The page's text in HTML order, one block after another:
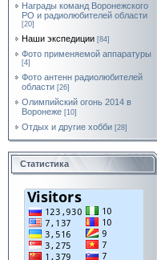
Награды команд Воронежского
РО и радиолюбителей области
[20]
Наши экспедиции [84]
Фото применяемой аппаратуры
[4]
Фото антенн радиолюбителей
области [26]
Олимпийский огонь 2014 в
Воронеже [10]
Отдых и другие хобби [28]
Статистика